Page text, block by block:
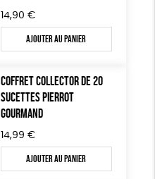
14,90 €
Ajouter au panier
COFFRET COLLECTOR DE 20
SUCETTES PIERROT
GOURMAND
14,99 €
Ajouter au panier